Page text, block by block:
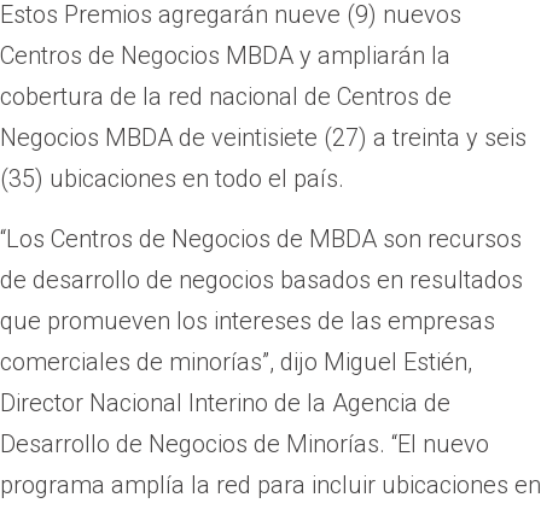
Estos Premios agregarán nueve (9) nuevos
Centros de Negocios MBDA y ampliarán la
cobertura de la red nacional de Centros de
Negocios MBDA de veintisiete (27) a treinta y seis
(35) ubicaciones en todo el país.
“Los Centros de Negocios de MBDA son recursos
de desarrollo de negocios basados en resultados
que promueven los intereses de las empresas
comerciales de minorías”, dijo Miguel Estién,
Director Nacional Interino de la Agencia de
Desarrollo de Negocios de Minorías. “El nuevo
programa amplía la red para incluir ubicaciones en